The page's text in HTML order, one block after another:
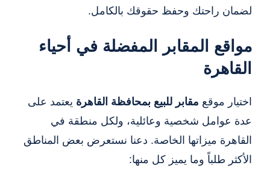
لضمان راحتك وحفظ حقوقك بالكامل.
مواقع المقابر المفضلة في أحياء
القاهرة
اختيار موقع مقابر للبيع بمحافظة القاهرة يعتمد على
عدة عوامل شخصية وعائلية، ولكل منطقة في
القاهرة ميزاتها الخاصة. دعنا نستعرض بعض المناطق
الأكثر طلباً وما يميز كل منها: